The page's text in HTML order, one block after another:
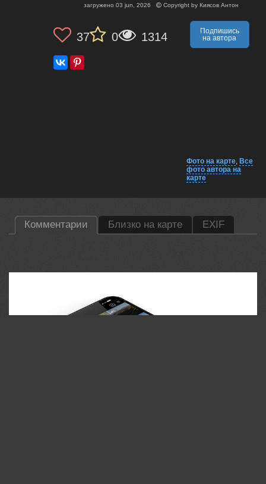
загружено 03 jun, 2026 Copyright by Киясов Антон
37 0 1314
Подпишись
на автора
Фото на карте, Все
фото автора на
карте
Комментарии Близко на карте EXIF